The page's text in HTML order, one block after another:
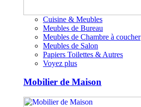
Cuisine & Meubles
Meubles de Bureau
Meubles de Chambre à coucher
Meubles de Salon
Papiers Toilettes & Autres
Voyez plus
Mobilier de Maison